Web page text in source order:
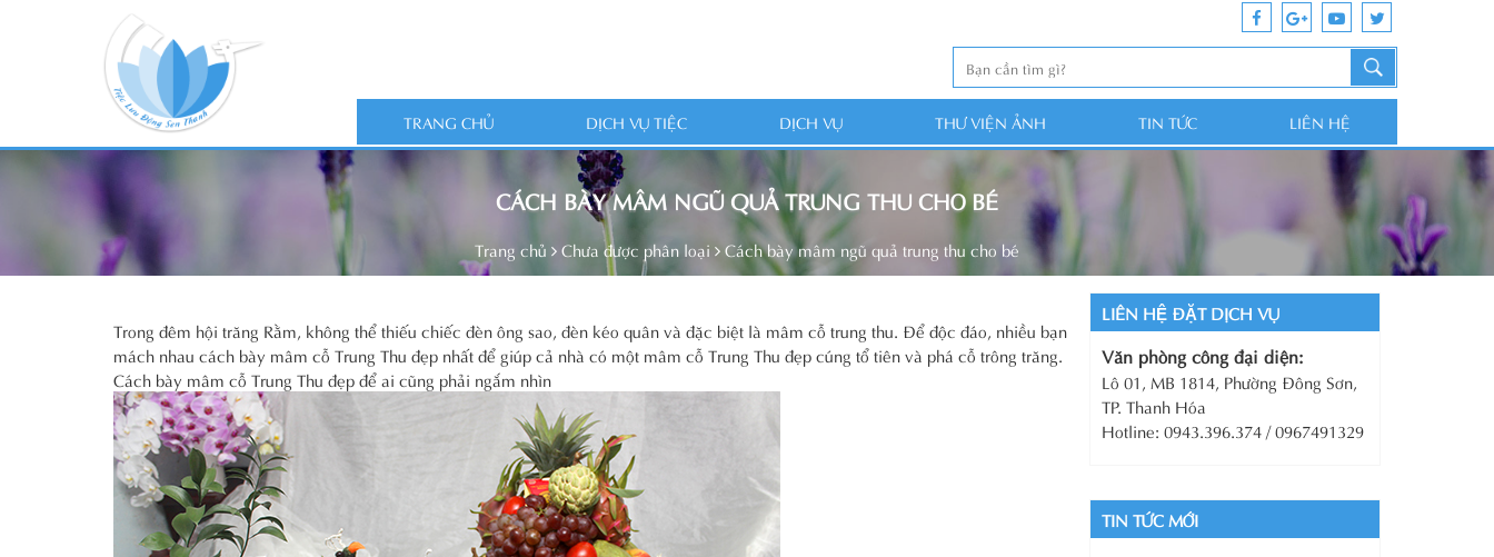
TRANG CHỦ DỊCH VỤ TIỆC DỊCH VỤ THƯ VIỆN ẢNH TIN TỨC LIÊN HỆ
CÁCH BÀY MÂM NGŨ QUẢ TRUNG THU CHO BÉ
Trang chủ Chưa được phân loại Cách bày mâm ngũ quả trung thu cho bé
Trong đêm hội trăng Rằm, không thể thiếu chiếc đèn ông sao, đèn kéo quân và đặc biệt là mâm cỗ trung thu. Để độc đáo, nhiều bạn
mách nhau cách bày mâm cỗ Trung Thu đẹp nhất để giúp cả nhà có một mâm cỗ Trung Thu đẹp cúng tổ tiên và phá cỗ trông trăng.
Cách bày mâm cỗ Trung Thu đẹp để ai cũng phải ngắm nhìn
LIÊN HỆ ĐẶT DỊCH VỤ
Văn phòng công đại diện:
Lô 01, MB 1814, Phường Đông Sơn,
TP. Thanh Hóa
Hotline: 0943.396.374 / 0967491329
TIN TỨC MỚI